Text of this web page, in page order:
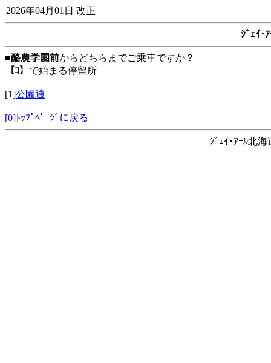
2026年04月01日 改正
ｼﾞｪｲ･
■酪農学園前からどちらまでご乗車ですか？
【ｺ】 で始まる停留所
[1]公園通
[0]ﾄｯﾌﾟﾍﾟｰｼﾞに戻る
ｼﾞｪｲ･ｱｰﾙ北